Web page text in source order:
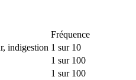
Fréquence
indigestion 1 sur 10
1 sur 100
1 sur 100